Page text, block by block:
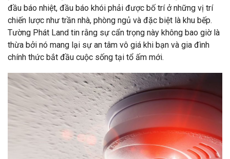
đầu báo nhiệt, đầu báo khói phải được bố trí ở những vị trí
chiến lược như trần nhà, phòng ngủ và đặc biệt là khu bếp.
Tường Phát Land tin rằng sự cẩn trọng này không bao giờ là
thừa bởi nó mang lại sự an tâm vô giá khi bạn và gia đình
chính thức bắt đầu cuộc sống tại tổ ấm mới.